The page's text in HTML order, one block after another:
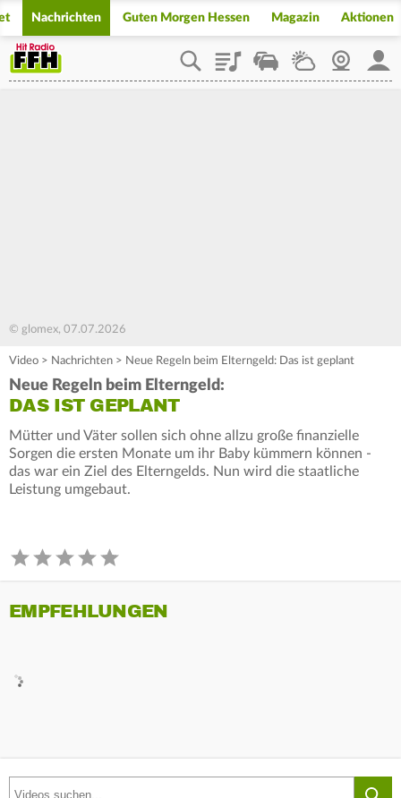
Nachrichten Guten Morgen Hessen Magazin Aktionen
PlaylistStaupilotWetterWebcam
© glomex, 07.07.2026
Video > Nachrichten > Neue Regeln beim Elterngeld: Das ist geplant
Neue Regeln beim Elterngeld:
DAS IST GEPLANT
Mütter und Väter sollen sich ohne allzu große finanzielle
Sorgen die ersten Monate um ihr Baby kümmern können -
das war ein Ziel des Elterngelds. Nun wird die staatliche
Leistung umgebaut.
EMPFEHLUNGEN